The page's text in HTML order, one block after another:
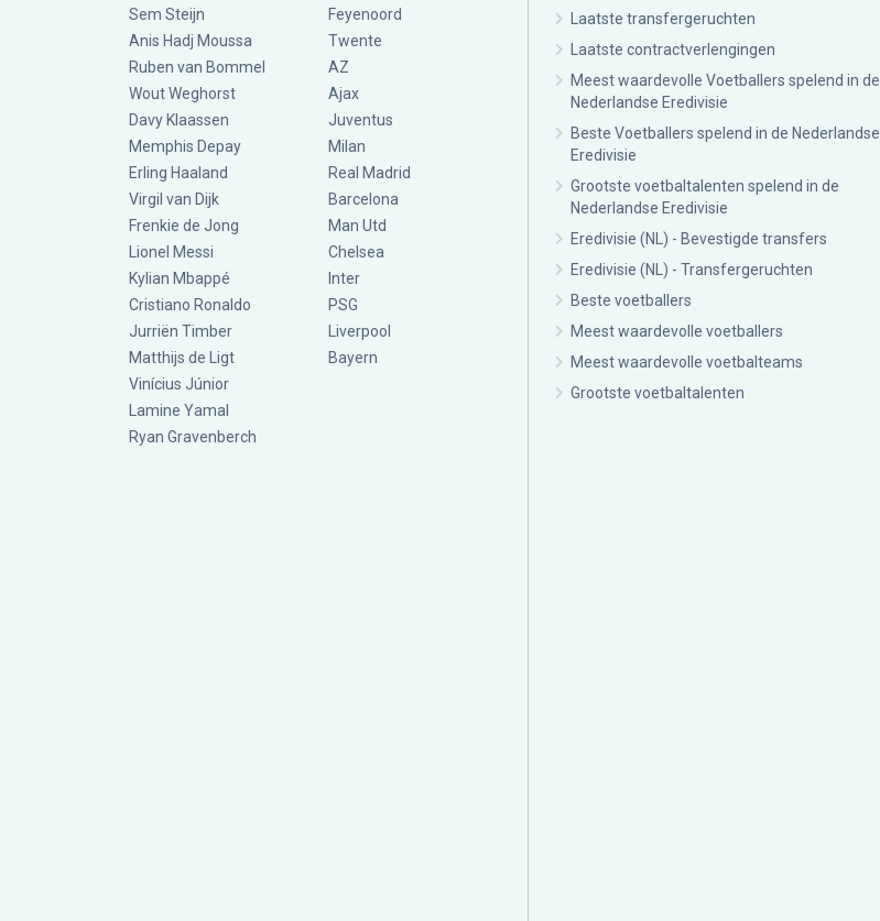
Sem Steijn
Anis Hadj Moussa
Ruben van Bommel
Wout Weghorst
Davy Klaassen
Memphis Depay
Erling Haaland
Virgil van Dijk
Frenkie de Jong
Lionel Messi
Kylian Mbappé
Cristiano Ronaldo
Jurriën Timber
Matthijs de Ligt
Vinícius Júnior
Lamine Yamal
Ryan Gravenberch
Feyenoord
Twente
AZ
Ajax
Juventus
Milan
Real Madrid
Barcelona
Man Utd
Chelsea
Inter
PSG
Liverpool
Bayern
Laatste transfergeruchten
Laatste contractverlengingen
Meest waardevolle Voetballers spelend in de
Nederlandse Eredivisie
Beste Voetballers spelend in de Nederlandse
Eredivisie
Grootste voetbaltalenten spelend in de
Nederlandse Eredivisie
Eredivisie (NL) - Bevestigde transfers
Eredivisie (NL) - Transfergeruchten
Beste voetballers
Meest waardevolle voetballers
Meest waardevolle voetbalteams
Grootste voetbaltalenten